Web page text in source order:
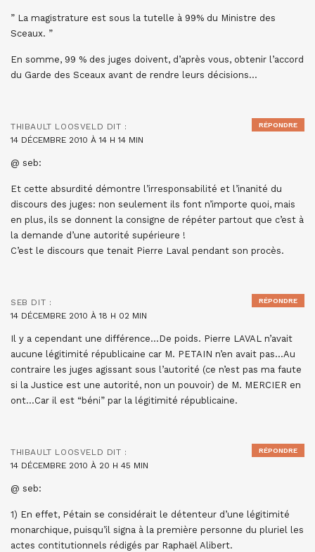
” La magistrature est sous la tutelle à 99% du Ministre des
Sceaux. ”
En somme, 99 % des juges doivent, d’après vous, obtenir l’accord
du Garde des Sceaux avant de rendre leurs décisions…
THIBAULT LOOSVELD DIT :
14 DÉCEMBRE 2010 À 14 H 14 MIN
@ seb:
Et cette absurdité démontre l’irresponsabilité et l’inanité du
discours des juges: non seulement ils font n’importe quoi, mais
en plus, ils se donnent la consigne de répéter partout que c’est à
la demande d’une autorité supérieure !
C’est le discours que tenait Pierre Laval pendant son procès.
RÉPONDRE
SEB DIT :
14 DÉCEMBRE 2010 À 18 H 02 MIN
Il y a cependant une différence…De poids. Pierre LAVAL n’avait
aucune légitimité républicaine car M. PETAIN n’en avait pas…Au
contraire les juges agissant sous l’autorité (ce n’est pas ma faute
si la Justice est une autorité, non un pouvoir) de M. MERCIER en
ont…Car il est “béni” par la légitimité républicaine.
RÉPONDRE
THIBAULT LOOSVELD DIT :
14 DÉCEMBRE 2010 À 20 H 45 MIN
@ seb:
1) En effet, Pétain se considérait le détenteur d’une légitimité
monarchique, puisqu’il signa à la première personne du pluriel les
actes contitutionnels rédigés par Raphaël Alibert.
RÉPONDRE